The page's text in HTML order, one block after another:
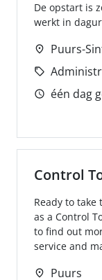
De opstart is
werkt in
Puurs-
één dag
Control
Ready to
as a Control
to find out
service and
Puurs